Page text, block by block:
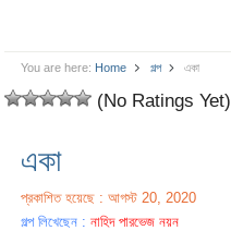
You are here: Home গল্প একা
(No Ratings Yet)
একা
প্রকাশিত হয়েছে : আগস্ট 20, 2020
গল্প লিখেছেন :নাহিদ পারভেজ নয়ন